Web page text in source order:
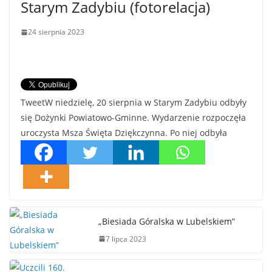
Starym Zadybiu (fotorelacja)
24 sierpnia 2023
TweetW niedzielę, 20 sierpnia w Starym Zadybiu odbyły
się Dożynki Powiatowo-Gminne. Wydarzenie rozpoczęła
uroczysta Msza Święta Dziękczynna. Po niej odbyła
„Biesiada Góralska w Lubelskiem”
7 lipca 2023